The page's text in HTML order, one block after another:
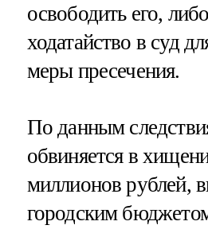
освободить его,
ходатайство в суд
меры пресечения.
По данным
обвиняется в
миллионов рублей,
городским